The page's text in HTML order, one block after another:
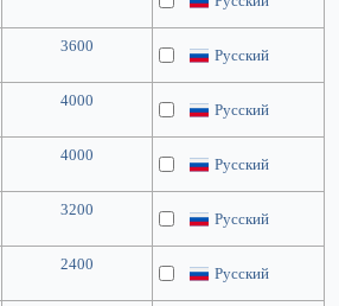
3600 Русский
4000 Русский
4000 Русский
3200 Русский
2400 Русский